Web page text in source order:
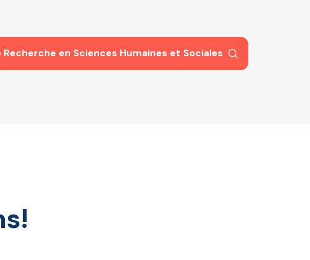
en Sciences Humaines et Sociales